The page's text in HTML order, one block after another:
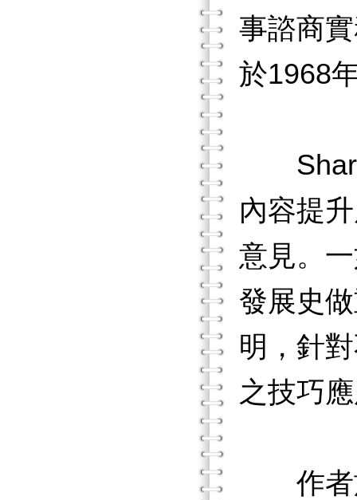
事諮商
於1968
Sharf
內容提
意見。
發展史
明，針
之技巧
作者於